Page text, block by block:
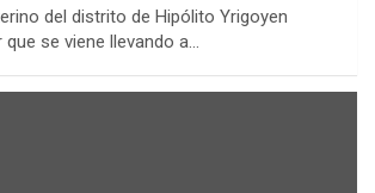
del distrito de Hipólito Yrigoyen
se viene llevando a…